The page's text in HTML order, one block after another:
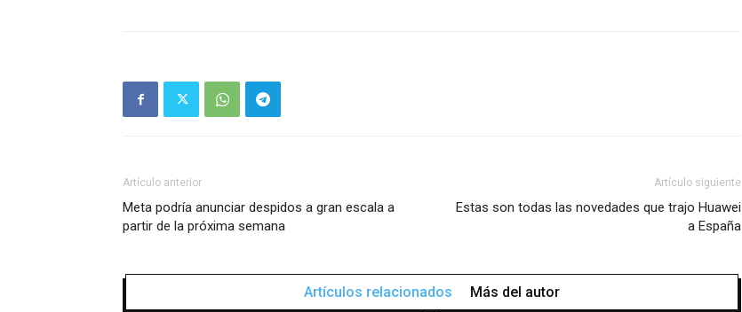
Artículo anterior
Meta podría anunciar despidos a gran escala a
partir de la próxima semana
Artículo siguiente
Estas son todas las novedades que trajo Huawei
a España
Artículos relacionados Más del autor